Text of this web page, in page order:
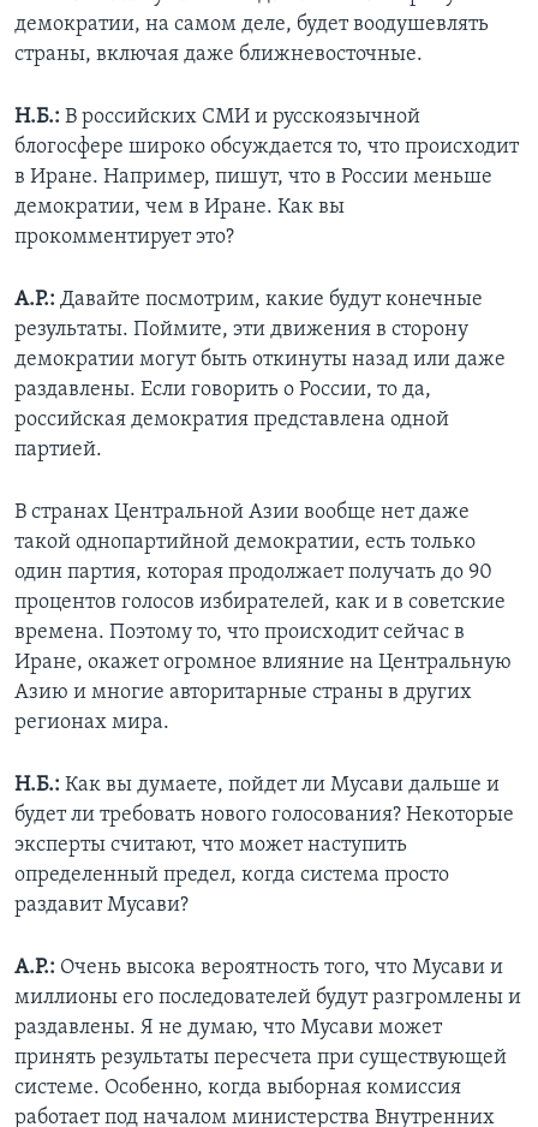
демократии, на самом деле, будет воодушевлять
страны, включая даже ближневосточные.
Н.Б.: В российских СМИ и русскоязычной
блогосфере широко обсуждается то, что происходит
в Иране. Например, пишут, что в России меньше
демократии, чем в Иране. Как вы
прокомментирует это?
А.Р.: Давайте посмотрим, какие будут конечные
результаты. Поймите, эти движения в сторону
демократии могут быть откинуты назад или даже
раздавлены. Если говорить о России, то да,
российская демократия представлена одной
партией.
В странах Центральной Азии вообще нет даже
такой однопартийной демократии, есть только
один партия, которая продолжает получать до 90
процентов голосов избирателей, как и в советские
времена. Поэтому то, что происходит сейчас в
Иране, окажет огромное влияние на Центральную
Азию и многие авторитарные страны в других
регионах мира.
Н.Б.: Как вы думаете, пойдет ли Мусави дальше и
будет ли требовать нового голосования? Некоторые
эксперты считают, что может наступить
определенный предел, когда система просто
раздавит Мусави?
А.Р.: Очень высока вероятность того, что Мусави и
миллионы его последователей будут разгромлены и
раздавлены. Я не думаю, что Мусави может
принять результаты пересчета при существующей
системе. Особенно, когда выборная комиссия
работает под началом министерства Внутренних